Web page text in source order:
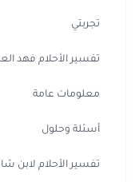
تجربتي
تفسير الأحلام فهد
معلومات عامة
أسئلة وحلول
تفسير الأحلام لابن